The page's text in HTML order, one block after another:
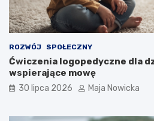
ROZWÓJ SPOŁECZNY
Ćwiczenia logopedyczne dla
wspierające mowę
30 lipca 2026 Maja Nowicka